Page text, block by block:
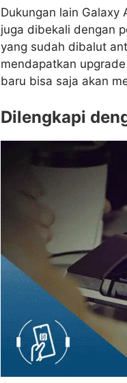
Dukungan lain
juga dibekali dengan
yang sudah dibalut
mendapatkan
baru bisa saja akan
Dilengkapi